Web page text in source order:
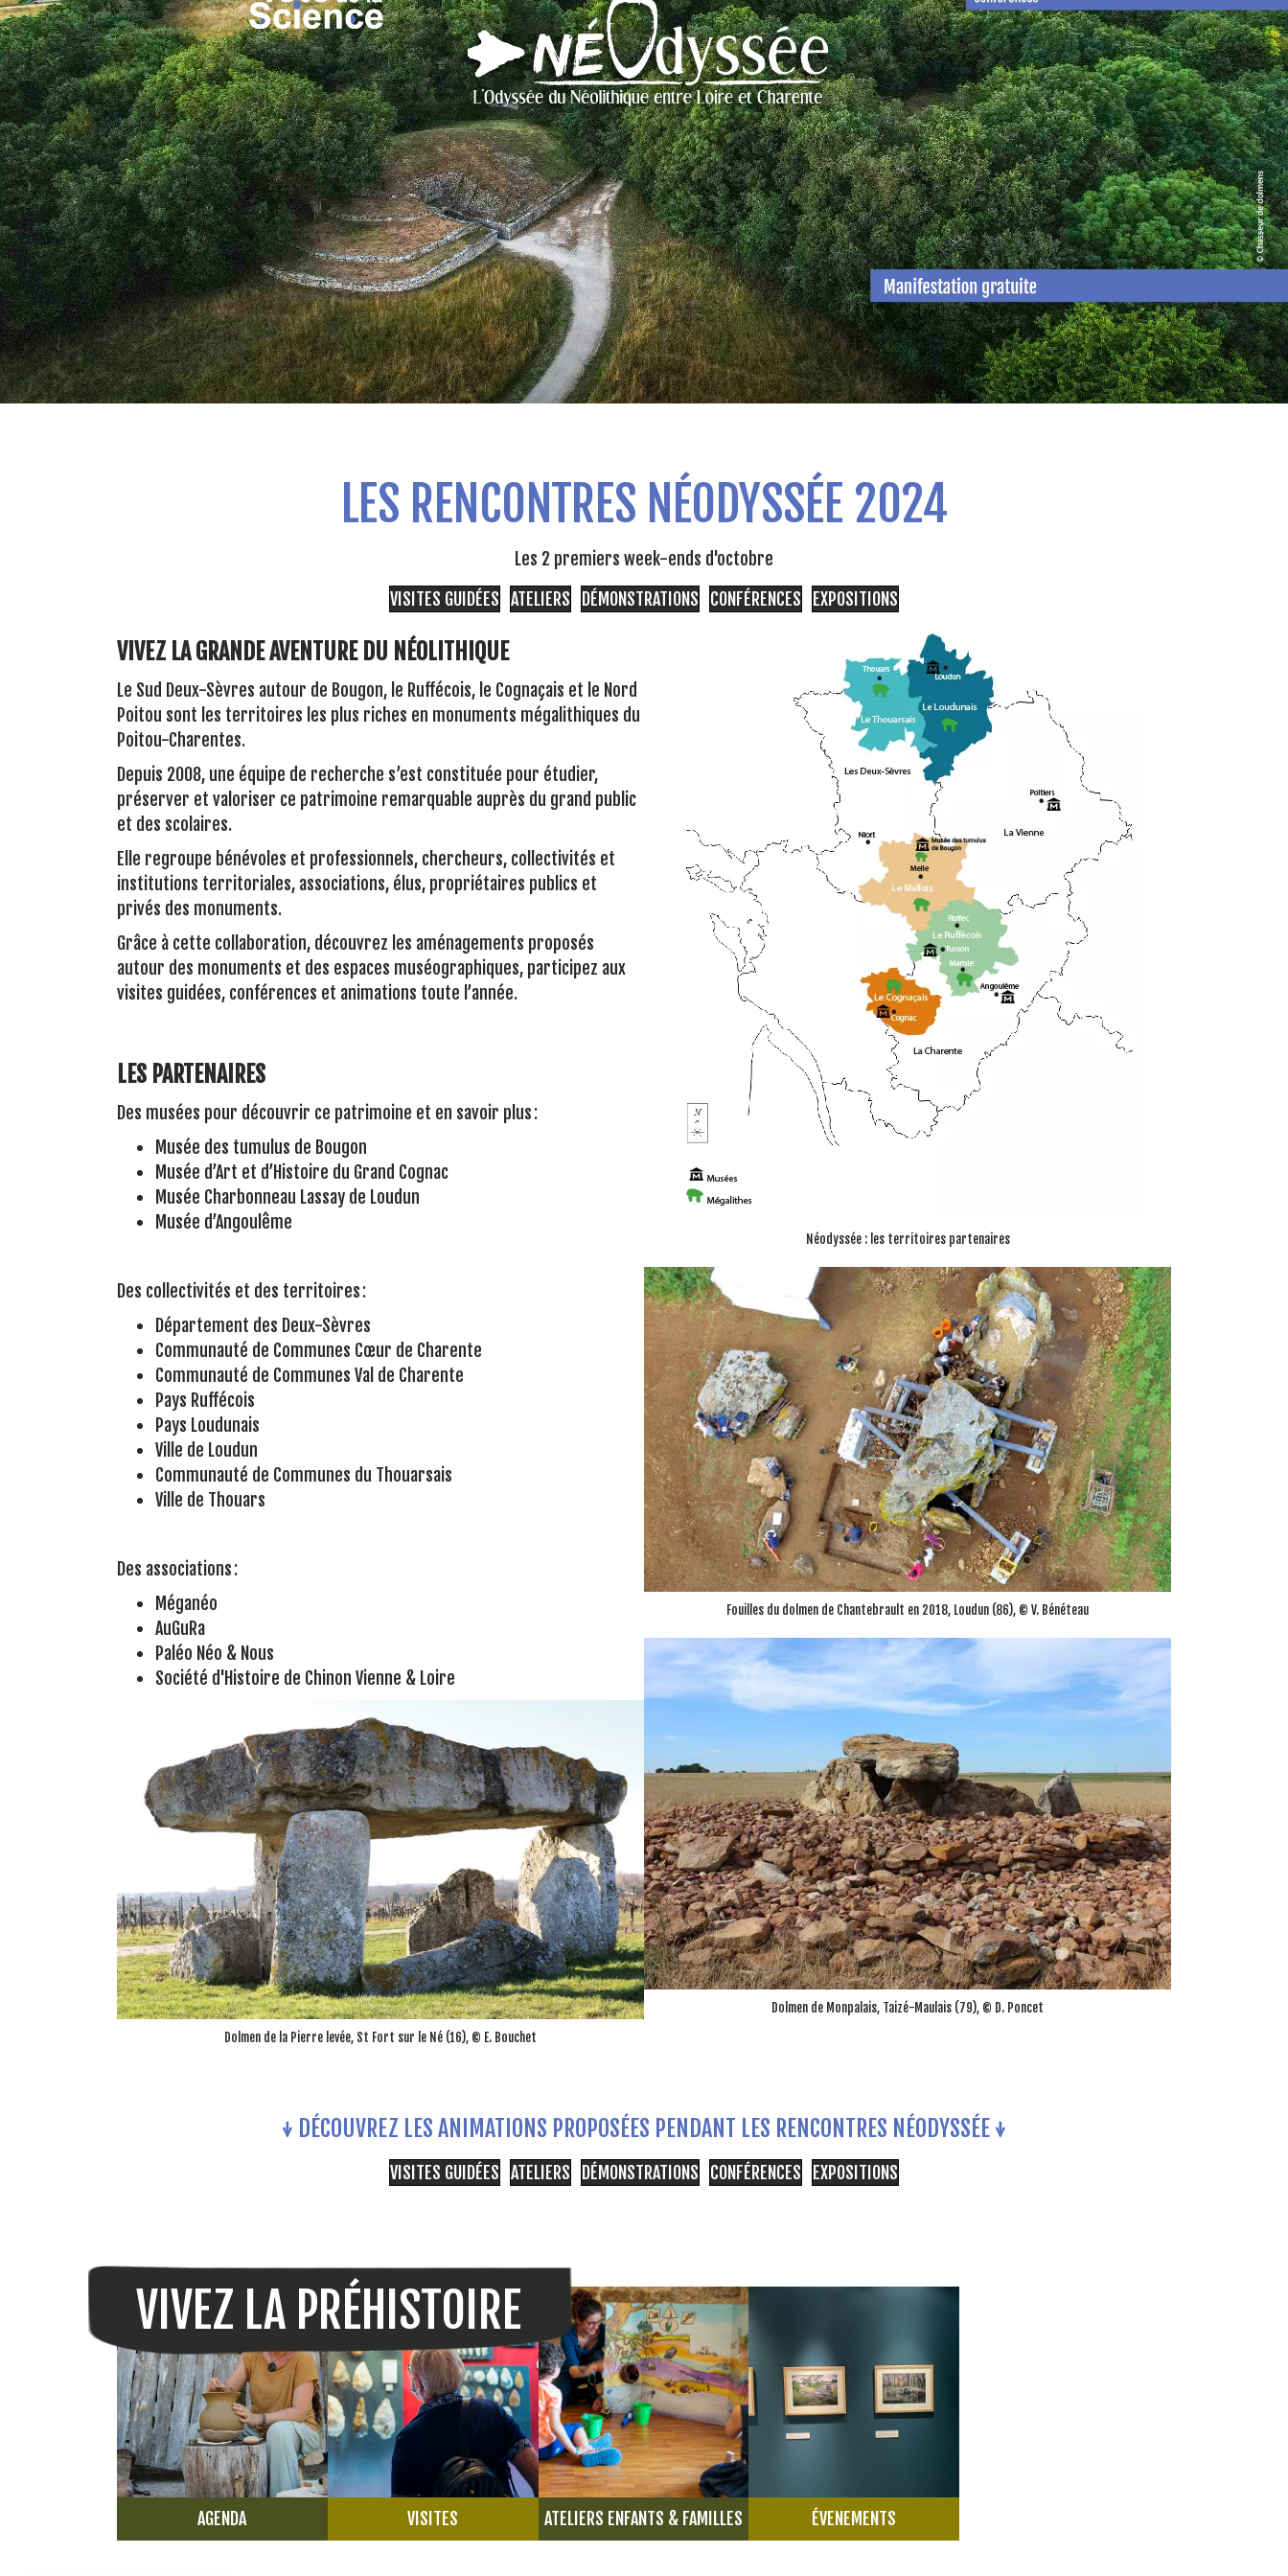
LES RENCONTRES NÉODYSSÉE 2024
Les 2 premiers week-ends d'octobre
VISITES GUIDÉES ATELIERS DÉMONSTRATIONS CONFÉRENCES EXPOSITIONS
VIVEZ LA GRANDE AVENTURE DU NÉOLITHIQUE
Le Sud Deux-Sèvres autour de Bougon, le Ruffécois, le Cognaçais et le Nord
Poitou sont les territoires les plus riches en monuments mégalithiques du
Poitou-Charentes.
Depuis 2008, une équipe de recherche s’est constituée pour étudier,
préserver et valoriser ce patrimoine remarquable auprès du grand public
et des scolaires.
Elle regroupe bénévoles et professionnels, chercheurs, collectivités et
institutions territoriales, associations, élus, propriétaires publics et
privés des monuments.
Grâce à cette collaboration, découvrez les aménagements proposés
autour des monuments et des espaces muséographiques, participez aux
visites guidées, conférences et animations toute l’année.
LES PARTENAIRES
Des musées pour découvrir ce patrimoine et en savoir plus :
Musée des tumulus de Bougon
Musée d’Art et d’Histoire du Grand Cognac
Musée Charbonneau Lassay de Loudun
Musée d’Angoulême
Des collectivités et des territoires :
Département des Deux-Sèvres
Communauté de Communes Cœur de Charente
Communauté de Communes Val de Charente
Pays Ruffécois
Pays Loudunais
Ville de Loudun
Communauté de Communes du Thouarsais
Ville de Thouars
Des associations :
Méganéo
AuGuRa
Paléo Néo & Nous
Société d'Histoire de Chinon Vienne & Loire
Dolmen de la Pierre levée, St Fort sur le Né (16), © E. Bouchet
Néodyssée : les territoires partenaires
Fouilles du dolmen de Chantebrault en 2018, Loudun (86), © V. Bénéteau
Dolmen de Monpalais, Taizé-Maulais (79), © D. Poncet
↓ DÉCOUVREZ LES ANIMATIONS PROPOSÉES PENDANT LES RENCONTRES NÉODYSSÉE ↓
VISITES GUIDÉES ATELIERS DÉMONSTRATIONS CONFÉRENCES EXPOSITIONS
VIVEZ LA PRÉHISTOIRE
AGENDA VISITES ATELIERS ENFANTS & FAMILLES ÉVENEMENTS